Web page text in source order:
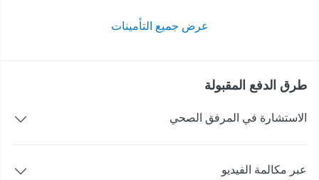
عرض جميع التأمينات
طرق الدفع المقبولة
الاستشارة في المرفق الصحي
عبر مكالمة الفيديو